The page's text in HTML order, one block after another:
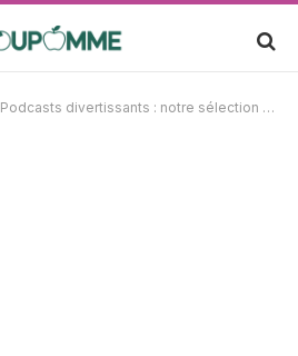
Podcasts divertissants : notre sélection incontournable